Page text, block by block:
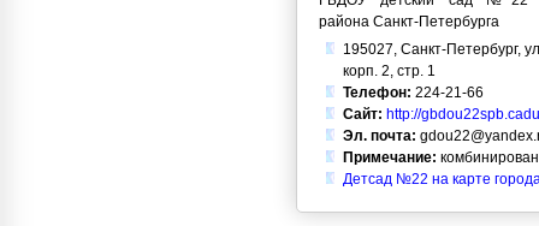
района Санкт-Петербурга
195027, Санкт-Петербург,
корп. 2, стр. 1
Телефон: 224-21-66
Сайт: http://
Эл. почта:
Примечание:
Детсад №22 на карте